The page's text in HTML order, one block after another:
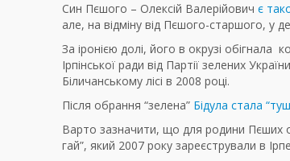
Син Пєшого – Олексій Валерійович є
але, на відміну від Пєшого-старшого, у
За іронією долі, його в окрузі
Ірпінської ради від Партії зелених
Біличанському лісі в 2008 році.
Після обрання “зелена” Бідула стала
Варто зазначити, що для родини Пєших
гай”, який 2007 року зареєстрували в